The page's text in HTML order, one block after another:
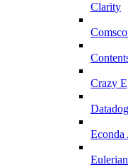
Clarity
Crazy
Datadog
Econda